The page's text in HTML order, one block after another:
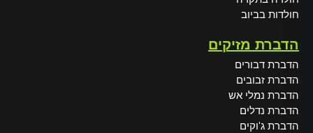
חולדות בביוב
הדברת מזיקים
הדברת דבורים
הדברת זבובים
הדברת נמלי אש
הדברת נדלים
הדברת ג'וקים